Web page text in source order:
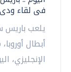
فى لقاء ودى
يلعب باريس
أبطال
الإنجليزي،